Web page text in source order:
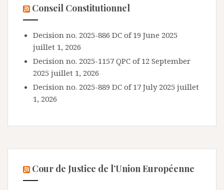
Conseil Constitutionnel
Decision no. 2025-886 DC of 19 June 2025
juillet 1, 2026
Decision no. 2025-1157 QPC of 12 September
2025 juillet 1, 2026
Decision no. 2025-889 DC of 17 July 2025 juillet
1, 2026
Cour de Justice de l’Union Européenne